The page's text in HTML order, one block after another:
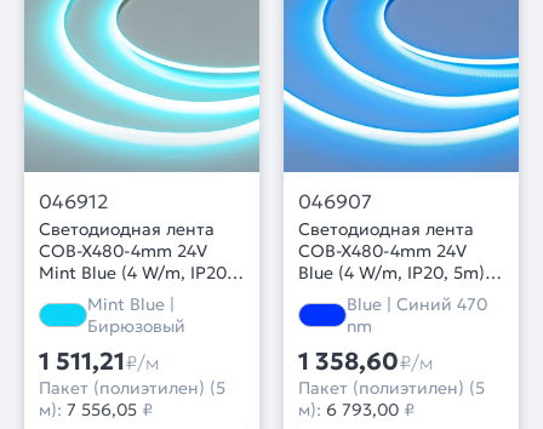
046912
Светодиодная лента
COB-X480-4mm 24V
Mint Blue (4 W/m, IP20,
5m) (Arlight, -)
Mint Blue |
Бирюзовый
1 511,21₽/м
Пакет (полиэтилен) (5
м): 7 556,05 ₽
046907
Светодиодная лента
COB-X480-4mm 24V
Blue (4 W/m, IP20, 5m)
(Arlight, -)Blue | Синий 470
nm
1 358,60₽/м
Пакет (полиэтилен) (5
м): 6 793,00 ₽